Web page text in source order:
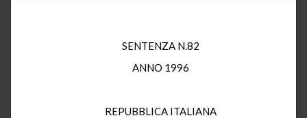
SENTENZA N.82
ANNO 1996
REPUBBLICA ITALIANA